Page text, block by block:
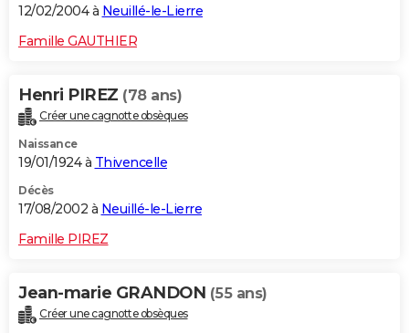
12/02/2004 à Neuillé-le-Lierre
Famille GAUTHIER
Henri PIREZ (78 ans)
Créer une cagnotte obsèques
Naissance
19/01/1924 à Thivencelle
Décès
17/08/2002 à Neuillé-le-Lierre
Famille PIREZ
Jean-marie GRANDON (55 ans)
Créer une cagnotte obsèques